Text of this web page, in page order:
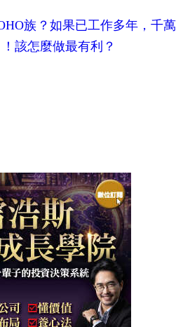
族？如果已工作多年，千萬
該怎麼做最有利？